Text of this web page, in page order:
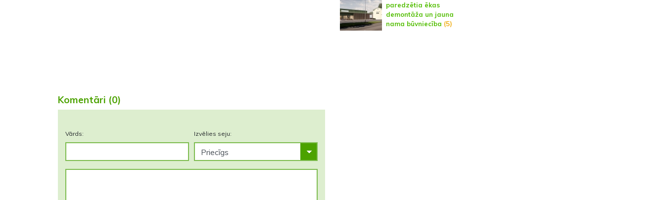
Komentāri (0)
Vārds: Izvēlies seju:
paredzētia ēkas
demontāža un jauna
nama būvniecība (5)